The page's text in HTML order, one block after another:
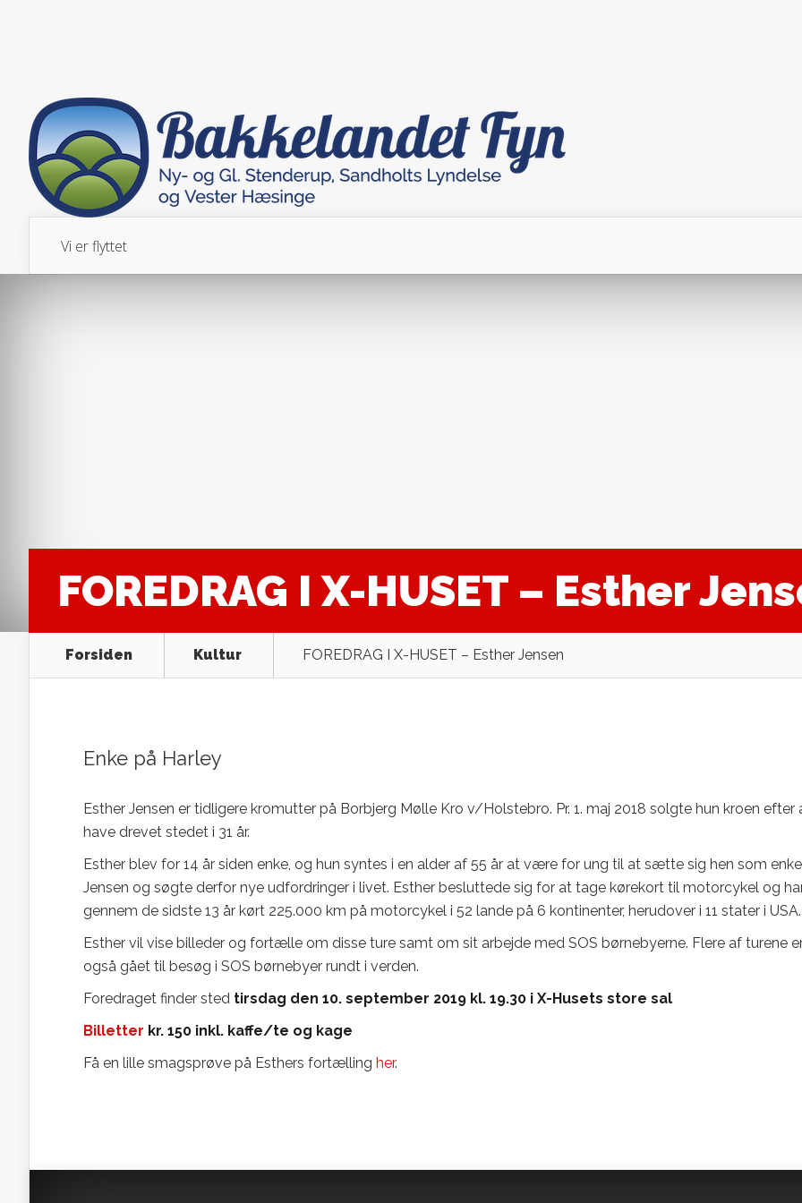
Vi er flyttet
FOREDRAG I X-HUSET – Esther
Forsiden Kultur FOREDRAG I X-HUSET – Esther Jensen
Enke på Harley
Esther Jensen er tidligere kromutter på Borbjerg Mølle Kro v/Holstebro. Pr. 1. maj 2018 solgte hun kroen efter
have drevet stedet i 31 år.
Esther blev for 14 år siden enke, og hun syntes i en alder af 55 år at være for ung til at sætte sig hen som
Jensen og søgte derfor nye udfordringer i livet. Esther besluttede sig for at tage kørekort til motorcykel og
gennem de sidste 13 år kørt 225.000 km på motorcykel i 52 lande på 6 kontinenter, herudover i 11 stater i USA.
Esther vil vise billeder og fortælle om disse ture samt om sit arbejde med SOS børnebyerne. Flere af turene
også gået til besøg i SOS børnebyer rundt i verden.
Foredraget finder sted tirsdag den 10. september 2019 kl. 19.30 i X-Husets store sal
Billetter kr. 150 inkl. kaffe/te og kage
Få en lille smagsprøve på Esthers fortælling her.